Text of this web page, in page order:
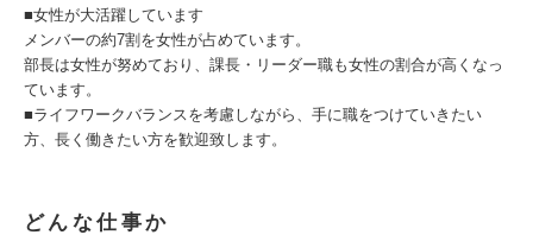
■女性が大活躍しています
メンバーの約7割を女性が占めています。
部長は女性が努めており、課長・リーダー職も女性の割合が高くなっ
ています。
■ライフワークバランスを考慮しながら、手に職をつけていきたい
方、長く働きたい方を歓迎致します。
どんな仕事か